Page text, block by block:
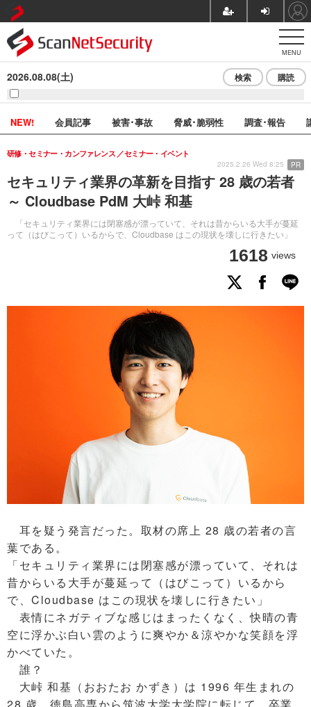
MENU
2026.08.08(土) 検索 購読
NEW! 会員記事 被害･事故 脅威･脆弱性 調査･報告
セキュリティ業界の革新を目指す 28 歳の若者
～ Cloudbase PdM 大峠 和基
「セキュリティ業界には閉塞感が漂っていて、それは昔からいる大手が蔓延
って（はびこって）いるからで、Cloudbase はこの現状を壊しに行きたい」
研修・セミナー・カンファレンス セミナー・イベント
1618 views
2025.2.26 Wed 8:25 PR
耳を疑う発言だった。取材の席上 28 歳の若者の言
葉である。
「セキュリティ業界には閉塞感が漂っていて、それは
昔からいる大手が蔓延って（はびこって）いるから
で、Cloudbase はこの現状を壊しに行きたい」
表情にネガティブな感じはまったくなく、快晴の青
空に浮かぶ白い雲のように爽やか＆涼やかな笑顔を浮
かべていた。
誰？
大峠 和基（おおたお かずき）は 1996 年生まれの